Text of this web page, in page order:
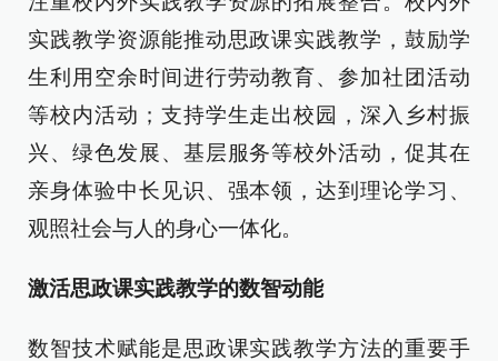
实践教学资源能推动思政课实践教学，鼓励学
生利用空余时间进行劳动教育、参加社团活动
等校内活动；支持学生走出校园，深入乡村振
兴、绿色发展、基层服务等校外活动，促其在
亲身体验中长见识、强本领，达到理论学习、
观照社会与人的身心一体化。
激活思政课实践教学的数智动能
数智技术赋能是思政课实践教学方法的重要手